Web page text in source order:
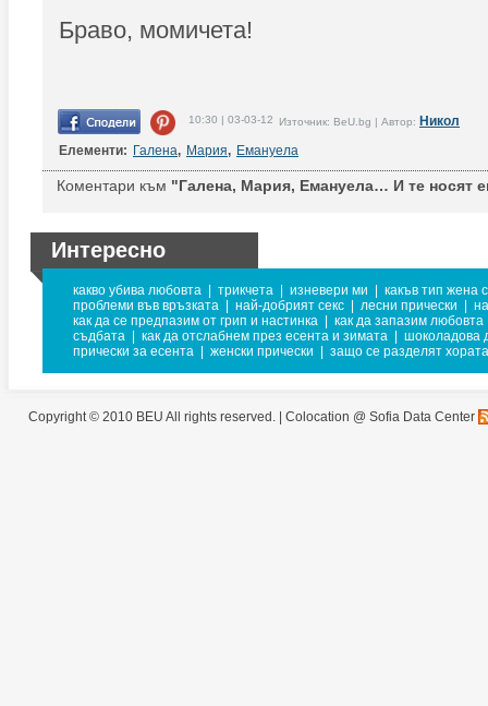
Браво, момичета!
10:30 | 03-03-12 Източник: BeU.bg | Автор: Никол
Елементи: Галена, Мария, Емануела
Коментари към "Галена, Мария, Емануела… И те носят
Интересно
какво убива любовта трикчета изневери ми
какъв тип жена
проблеми във връзката
най-добрият секс лесни прически
как да се предпазим от грип и настинка
как да запазим любовта
съдбата
как да отслабнем през есента и зимата
шоколадова
прически за есента
женски прически защо се разделят хората
Copyright © 2010 BEU All rights reserved. | Colocation @ Sofia Data Center